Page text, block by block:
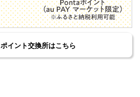
ポイント交換所はこちら